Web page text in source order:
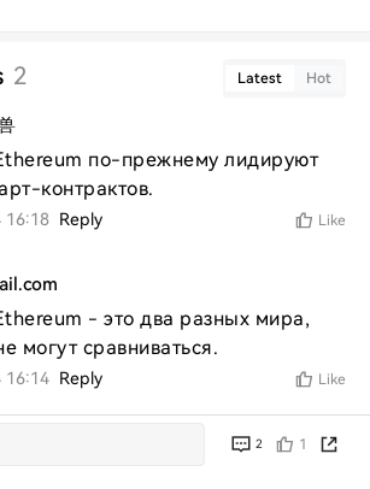
2 Latest Hot
по-прежнему лидируют
контрактов.
16:18 Reply Like
- это два разных мира,
могут сравниваться.
16:14 Reply Like
2 1